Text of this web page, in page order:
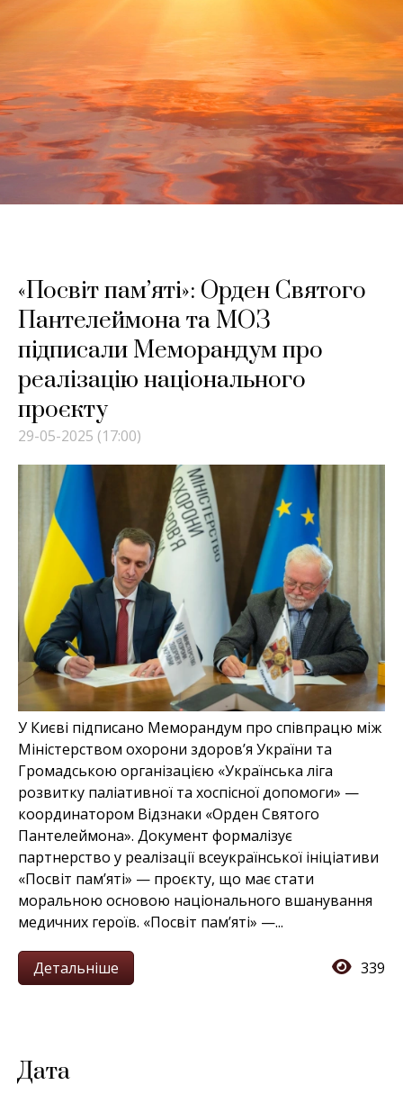
Дата
«Посвіт пам’яті»: Орден Святого
Пантелеймона та МОЗ
підписали Меморандум про
реалізацію національного
проєкту
29-05-2025 (17:00)
У Києві підписано Меморандум про співпрацю між
Міністерством охорони здоров’я України та
Громадською організацією «Українська ліга
розвитку паліативної та хоспісної допомоги» —
координатором Відзнаки «Орден Святого
Пантелеймона». Документ формалізує
партнерство у реалізації всеукраїнської ініціативи
«Посвіт пам’яті» — проєкту, що має стати
моральною основою національного вшанування
медичних героїв. «Посвіт пам’яті» —...
Детальніше 339